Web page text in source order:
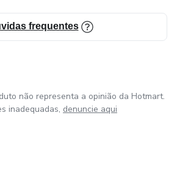
frequentes
não representa a opinião da Hotmart.
inadequadas, denuncie aqui